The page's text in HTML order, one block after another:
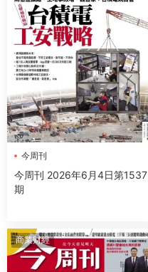
今周刊
今周刊 2026年6月4日第1537
期
商業财經